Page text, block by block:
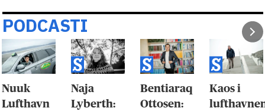
PODCASTI
Nuuk
Lufthavn
Naja
Lyberth:
Bentiaraq
Ottosen:
Kaos i